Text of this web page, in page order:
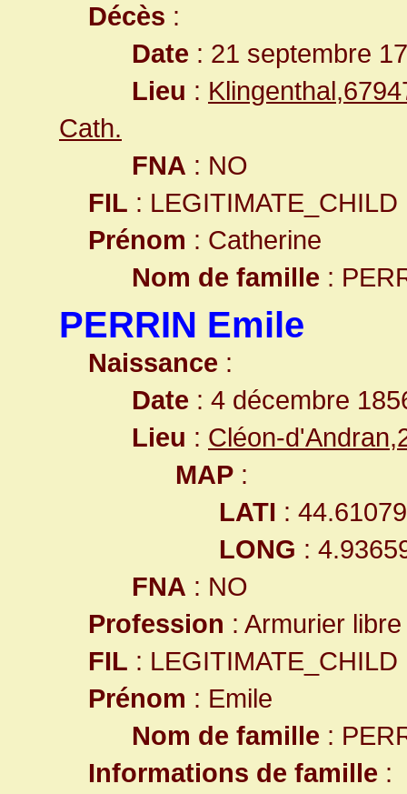
Décès :
Date : 21 septembre
Lieu :
Cath.
FNA : NO
FIL : LEGITIMATE_CHILD
Prénom : Catherine
Nom de famille :
PERRIN Emile
Naissance :
Date : 4 décembre
Lieu : Cléon-
MAP :
LATI :
LONG :
FNA : NO
Profession : Armurier libre
FIL : LEGITIMATE_CHILD
Prénom : Emile
Nom de famille :
Informations de famille :